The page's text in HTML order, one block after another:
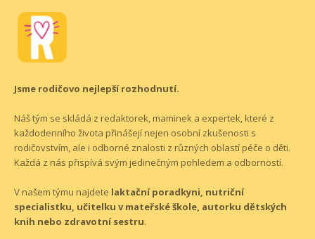
Jsme rodičovo nejlepší rozhodnutí.
Náš tým se skládá z redaktorek, maminek a expertek, které z
každodenního života přinášejí nejen osobní zkušenosti s
rodičovstvím, ale i odborné znalosti z různých oblastí péče o děti.
Každá z nás přispívá svým jedinečným pohledem a odborností.
V našem týmu najdete laktační poradkyni, nutriční
specialistku, učitelku v mateřské škole, autorku dětských
knih nebo zdravotní sestru.